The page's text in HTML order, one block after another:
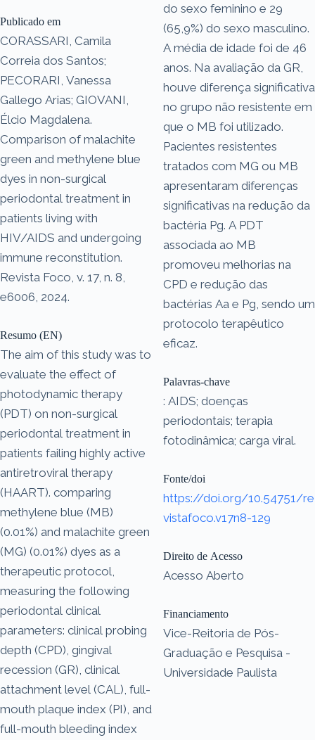
Publicado em
CORASSARI, Camila
Correia dos Santos;
PECORARI, Vanessa
Gallego Arias; GIOVANI,
Élcio Magdalena.
Comparison of malachite
green and methylene blue
dyes in non-surgical
periodontal treatment in
patients living with
HIV/AIDS and undergoing
immune reconstitution.
Revista Foco, v. 17, n. 8,
e6006, 2024.
Resumo (EN)
The aim of this study was to
evaluate the effect of
photodynamic therapy
(PDT) on non-surgical
periodontal treatment in
patients failing highly active
antiretroviral therapy
(HAART). comparing
methylene blue (MB)
(0.01%) and malachite green
(MG) (0.01%) dyes as a
therapeutic protocol,
measuring the following
periodontal clinical
parameters: clinical probing
depth (CPD), gingival
recession (GR), clinical
attachment level (CAL), full-
mouth plaque index (PI), and
full-mouth bleeding index
do sexo feminino e 29
(65,9%) do sexo masculino.
A média de idade foi de 46
anos. Na avaliação da GR,
houve diferença significativa
no grupo não resistente em
que o MB foi utilizado.
Pacientes resistentes
tratados com MG ou MB
apresentaram diferenças
significativas na redução da
bactéria Pg. A PDT
associada ao MB
promoveu melhorias na
CPD e redução das
bactérias Aa e Pg, sendo um
protocolo terapêutico
eficaz.
Palavras-chave
: AIDS; doenças
periodontais; terapia
fotodinâmica; carga viral.
Fonte/doi
https://doi.org/10.54751/re
vistafoco.v17n8-129
Direito de Acesso
Acesso Aberto
Financiamento
Vice-Reitoria de Pós-
Graduação e Pesquisa -
Universidade Paulista